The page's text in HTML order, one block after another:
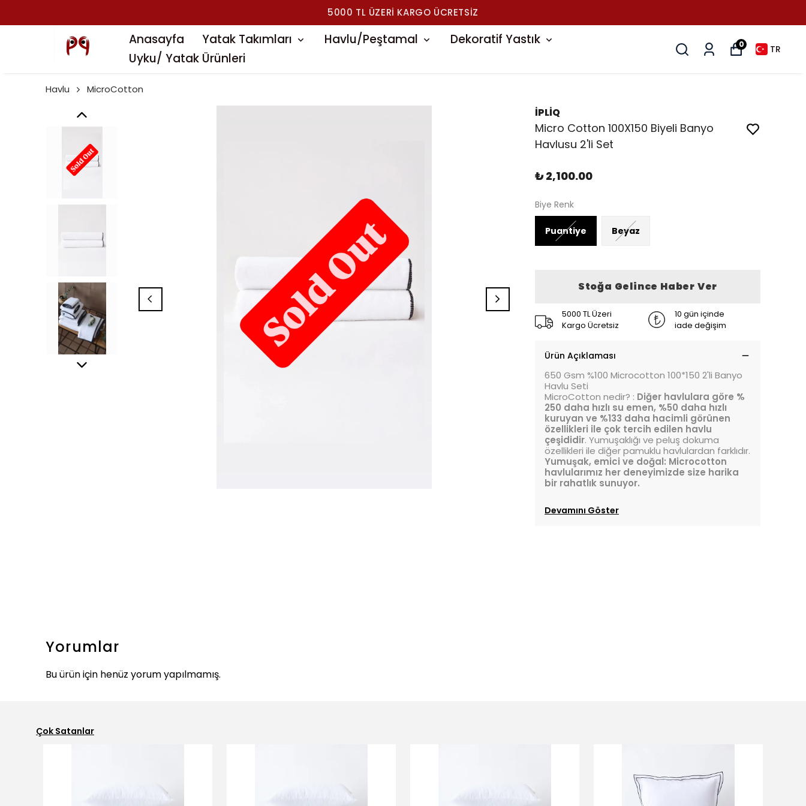
5000 TL ÜZERI KARGO ÜCRETSIZ
Anasayfa Yatak Takımları Havlu/Peştamal
Dekoratif Yastık
Uyku/ Yatak Ürünleri
0 TR
Havlu MicroCotton
İPLİQ
Micro Cotton 100X150 Biyeli Banyo
Havlusu 2'li Set
₺ 2,100.00
Biye Renk
Puantiye Beyaz
Stoğa Gelince Haber Ver
5000 TL Üzeri
Kargo Ücretsiz
10 gün içinde
iade değişim
Ürün Açıklaması
650 Gsm %100 Microcotton 100*150 2'li Banyo
Havlu Seti
MicroCotton nedir? : Diğer havlulara göre %
250 daha hızlı su emen, %50 daha hızlı
kuruyan ve %133 daha hacimli görünen
özellikleri ile çok tercih edilen havlu
çeşididir. Yumuşaklığı ve peluş dokuma
özellikleri ile diğer pamuklu havlulardan farklıdır.
Yumuşak, emici ve doğal: Microcotton
havlularımız her deneyimizde size harika
bir rahatlık sunuyor.
Devamını Göster
Yorumlar
Bu ürün için henüz yorum yapılmamış.
Çok Satanlar